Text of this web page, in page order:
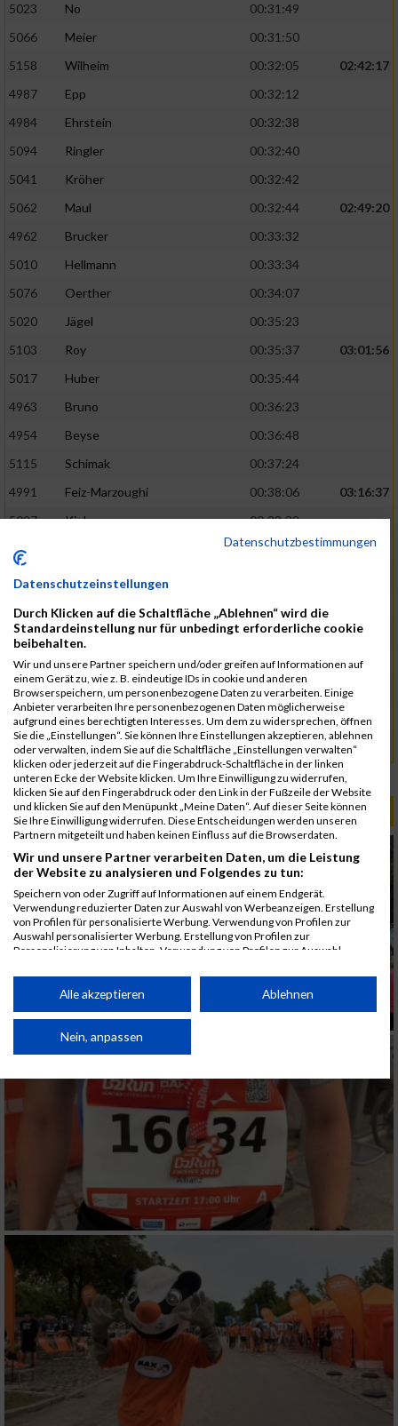
5023
No
00:31:49
5066
Meier
00:31:50
5158
Wilheim 00:32:05
02:42:17
4987
Epp
00:32:12
4984
Ehrstein
00:32:38
5094
Ringler
00:32:40
5041
Kröher
00:32:42
5062
Maul 00:32:44
02:49:20
4962
Brucker
00:33:32
5010
Hellmann
00:33:34
5076
Oerther
00:34:07
5020
Jägel
00:35:23
5103
Roy 00:35:37
03:01:56
5017
Huber
00:35:44
4963
Bruno
00:36:23
4954
Beyse
00:36:48
5115
Schimak
00:37:24
4991
Feiz-Marzoughi 00:38:06
03:16:37
5027
Kiehne
00:38:32
5137
00:39:06
5048
Leibold
5065
No
00:40:33
5084
Ponnu 00:41:45
03:36:13
4973
Chinnakannu
00:41:45
5058
Maier
00:43:33
4961
Brachat
00:44:02
5125
Schreier
00:45:08
Rang:399.
ALBUM B2RUN MÜNCHEN / 15.07.2026
Datenschutzbestimmungen
Datenschutzeinstellungen
Durch Klicken auf die Schaltfläche „Ablehnen“ wird die
Standardeinstellung nur für unbedingt erforderliche cookie
beibehalten.
Wir und unsere Partner speichern und/oder greifen auf Informationen auf
einem Gerät zu, wie z. B. eindeutige IDs in cookie und anderen
Browserspeichern, um personenbezogene Daten zu verarbeiten. Einige
Anbieter verarbeiten Ihre personenbezogenen Daten möglicherweise
aufgrund eines berechtigten Interesses. Um dem zu widersprechen, öffnen
Sie die „Einstellungen“. Sie können Ihre Einstellungen akzeptieren, ablehnen
oder verwalten, indem Sie auf die Schaltfläche „Einstellungen verwalten“
klicken oder jederzeit auf die Fingerabdruck-Schaltfläche in der linken
unteren Ecke der Website klicken. Um Ihre Einwilligung zu widerrufen,
klicken Sie auf den Fingerabdruck oder den Link in der Fußzeile der Website
und klicken Sie auf den Menüpunkt „Meine Daten“. Auf dieser Seite können
Sie Ihre Einwilligung widerrufen. Diese Entscheidungen werden unseren
Partnern mitgeteilt und haben keinen Einfluss auf die Browserdaten.
Wir und unsere Partner verarbeiten Daten, um die Leistung
der Website zu analysieren und Folgendes zu tun:
Speichern von oder Zugriff auf Informationen auf einem Endgerät.
Verwendung reduzierter Daten zur Auswahl von Werbeanzeigen. Erstellung
von Profilen für personalisierte Werbung. Verwendung von Profilen zur
Auswahl personalisierter Werbung. Erstellung von Profilen zur
Personalisierung von Inhalten. Verwendung von Profilen zur Auswahl
Performance von Inhalten. Analyse von Zielgruppen durch Statistiken oder
Kombinationen von Daten aus verschiedenen Quellen. Entwicklung und
von Inhalten.
Daten können außerhalb der Europäischen Union weitergegeben und in die
Partnerliste anzeigen (1 IAB-Anbieter)
Wir nutzen Ihre Daten für folgende Zwecke:
IAB-Verarbeitungszwecke:
Speichern von oder Zugriff auf Informationen
auf einem Endgerät
Verwendung reduzierter Daten zur Auswahl
von Werbeanzeigen
Erstellung von Profilen für personalisierte
Werbung
Verwendung von Profilen zur Auswahl
personalisierter Werbung
Alle akzeptieren Ablehnen
Nein, anpassen